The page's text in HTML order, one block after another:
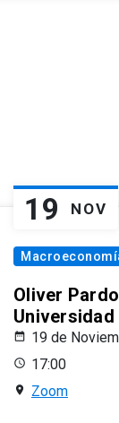
19 NOV
Oliver
19 de
17:00
Zoom